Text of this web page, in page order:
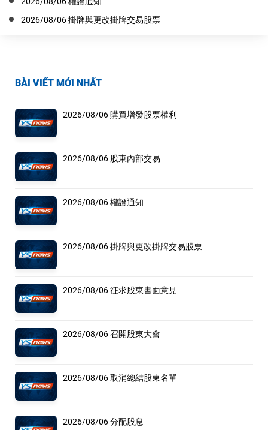
BÀI VIẾT MỚI NHẤT
2026/08/06 購買增發股票權利
2026/08/06 股東內部交易
2026/08/06 權證通知
2026/08/06 掛牌與更改掛牌交易股票
2026/08/06 征求股東書面意見
2026/08/06 召開股東大會
2026/08/06 取消總結股東名單
2026/08/06 分配股息
2026/08/06 掛牌與更改掛牌交易股票